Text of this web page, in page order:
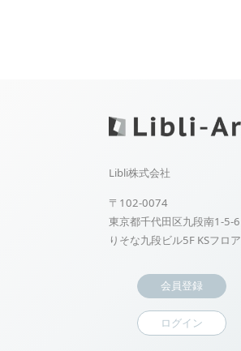
Libli株式会社
〒102-0074
東京都千代田区九段南1-5-6
りそな九段ビル5F KSフロア
会員登録
ログイン